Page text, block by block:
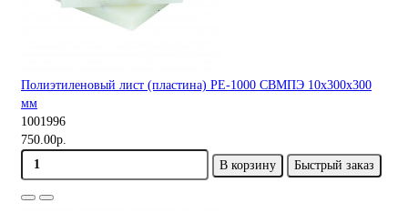
Полиэтиленовый лист (пластина) PE-1000 СВМПЭ 10х300х300
мм
1001996
750.00р.
В корзину
Быстрый заказ